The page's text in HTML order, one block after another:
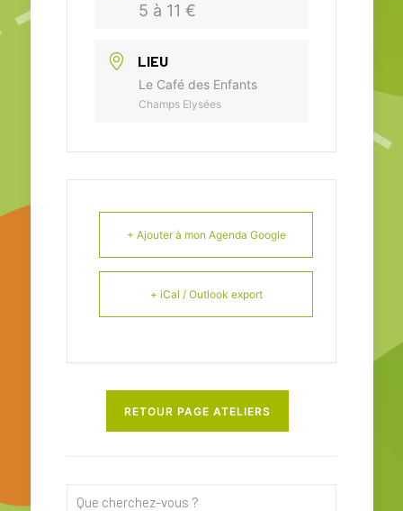
5 à 11 €
LIEU
Le Café des Enfants
Champs Elysées
+ Ajouter à mon Agenda Google
+ iCal / Outlook export
RETOUR PAGE ATELIERS